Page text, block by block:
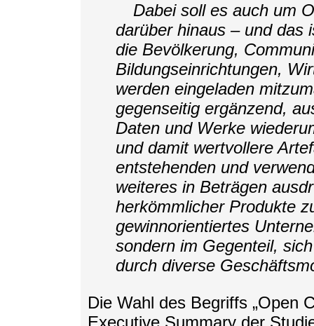
Dabei soll es auch um
darüber hinaus – und das
die Bevölkerung,
Bildungseinrichtungen,
werden eingeladen
gegenseitig ergänzend,
Daten und Werke
und damit wertvollere
entstehenden und
weiteres in Beträgen
herkömmlicher Produkte
gewinnorientiertes
sondern im Gegenteil,
durch diverse
Die Wahl des Begriffs „Open
Executive Summary der